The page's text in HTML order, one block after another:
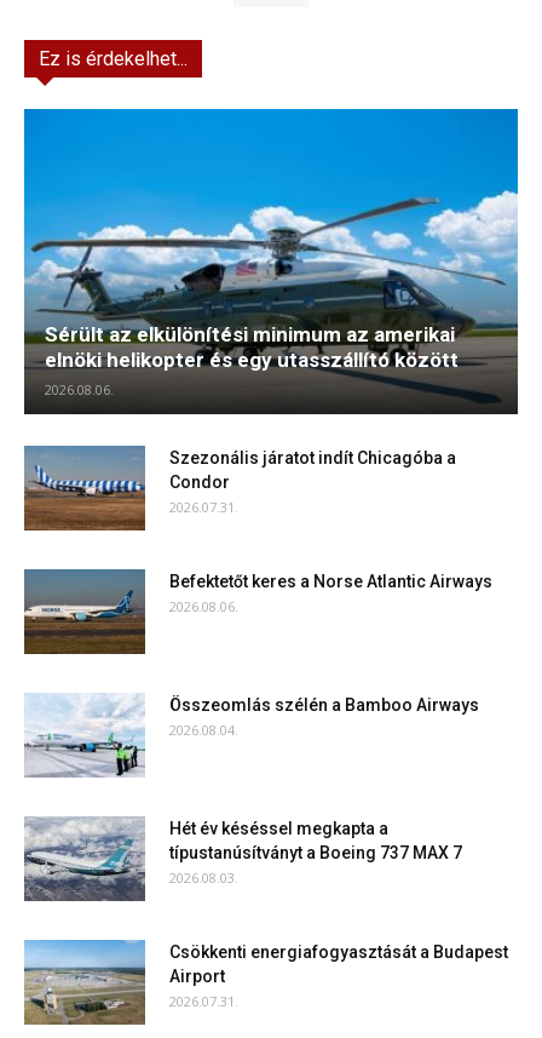
Ez is érdekelhet...
Sérült az elkülönítési minimum az amerikai
elnöki helikopter és egy utasszállító között
2026.08.06.
Szezonális járatot indít Chicagóba a
Condor
2026.07.31.
Befektetőt keres a Norse Atlantic Airways
2026.08.06.
Összeomlás szélén a Bamboo Airways
2026.08.04.
Hét év késéssel megkapta a
típustanúsítványt a Boeing 737 MAX 7
2026.08.03.
Csökkenti energiafogyasztását a Budapest
Airport
2026.07.31.